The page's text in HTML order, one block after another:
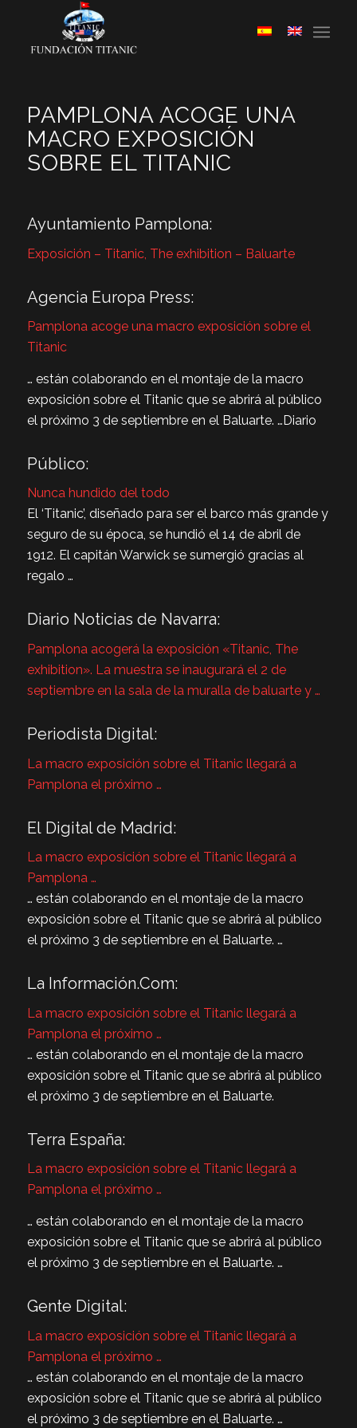
PAMPLONA ACOGE UNA
MACRO EXPOSICIÓN
SOBRE EL TITANIC
Ayuntamiento Pamplona:
Exposición – Titanic, The exhibition – Baluarte
Agencia Europa Press:
Pamplona acoge una macro exposición sobre el
Titanic
… están colaborando en el montaje de la macro
exposición sobre el Titanic que se abrirá al público
el próximo 3 de septiembre en el Baluarte. …Diario
Público:
Nunca hundido del todo
El ‘Titanic’, diseñado para ser el barco más grande y
seguro de su época, se hundió el 14 de abril de
1912. El capitán Warwick se sumergió gracias al
regalo …
Diario Noticias de Navarra:
Pamplona acogerá la exposición «Titanic, The
exhibition». La muestra se inaugurará el 2 de
septiembre en la sala de la muralla de baluarte y …
Periodista Digital:
La macro exposición sobre el Titanic llegará a
Pamplona el próximo …
El Digital de Madrid:
La macro exposición sobre el Titanic llegará a
Pamplona …
… están colaborando en el montaje de la macro
exposición sobre el Titanic que se abrirá al público
el próximo 3 de septiembre en el Baluarte. …
La Información.Com:
La macro exposición sobre el Titanic llegará a
Pamplona el próximo …
… están colaborando en el montaje de la macro
exposición sobre el Titanic que se abrirá al público
el próximo 3 de septiembre en el Baluarte.
Terra España:
La macro exposición sobre el Titanic llegará a
Pamplona el próximo …
… están colaborando en el montaje de la macro
exposición sobre el Titanic que se abrirá al público
el próximo 3 de septiembre en el Baluarte. …
Gente Digital:
La macro exposición sobre el Titanic llegará a
Pamplona el próximo …
… están colaborando en el montaje de la macro
exposición sobre el Titanic que se abrirá al público
el próximo 3 de septiembre en el Baluarte. …